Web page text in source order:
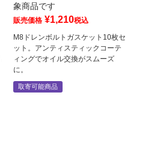
象商品です
販売価格 ¥1,210税込
M8ドレンボルトガスケット10枚セ
ット。アンティスティックコーテ
ィングでオイル交換がスムーズ
に。
取寄可能商品